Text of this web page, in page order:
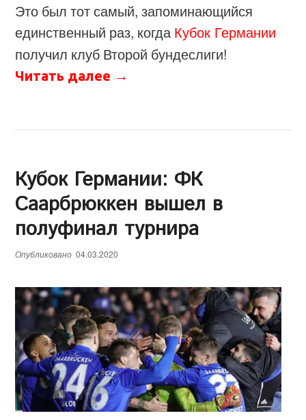
Это был тот самый, запоминающийся
единственный раз, когда Кубок Германии
получил клуб Второй бундеслиги!
Читать далее →
Кубок Германии: ФК
Саарбрюккен вышел в
полуфинал турнира
Опубликовано 04.03.2020